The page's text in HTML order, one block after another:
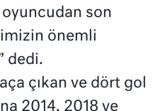
son
önemli
dedi.
çıkan ve dört gol
2014, 2018 ve